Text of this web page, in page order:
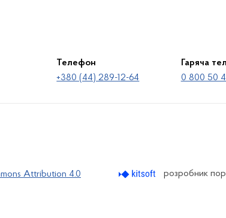
Телефон
+380 (44) 289-12-64
Гаряча
0 800 50
Attribution 4.0
розробник